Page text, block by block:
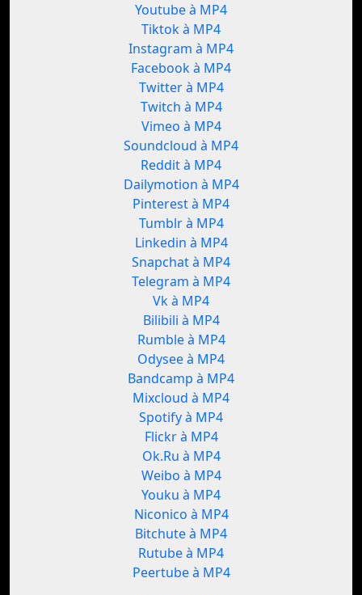
Youtube à MP4
Tiktok à MP4
Instagram à MP4
Facebook à MP4
Twitter à MP4
Twitch à MP4
Vimeo à MP4
Soundcloud à MP4
Reddit à MP4
Dailymotion à MP4
Pinterest à MP4
Tumblr à MP4
Linkedin à MP4
Snapchat à MP4
Telegram à MP4
Vk à MP4
Bilibili à MP4
Rumble à MP4
Odysee à MP4
Bandcamp à MP4
Mixcloud à MP4
Spotify à MP4
Flickr à MP4
Ok.Ru à MP4
Weibo à MP4
Youku à MP4
Niconico à MP4
Bitchute à MP4
Rutube à MP4
Peertube à MP4